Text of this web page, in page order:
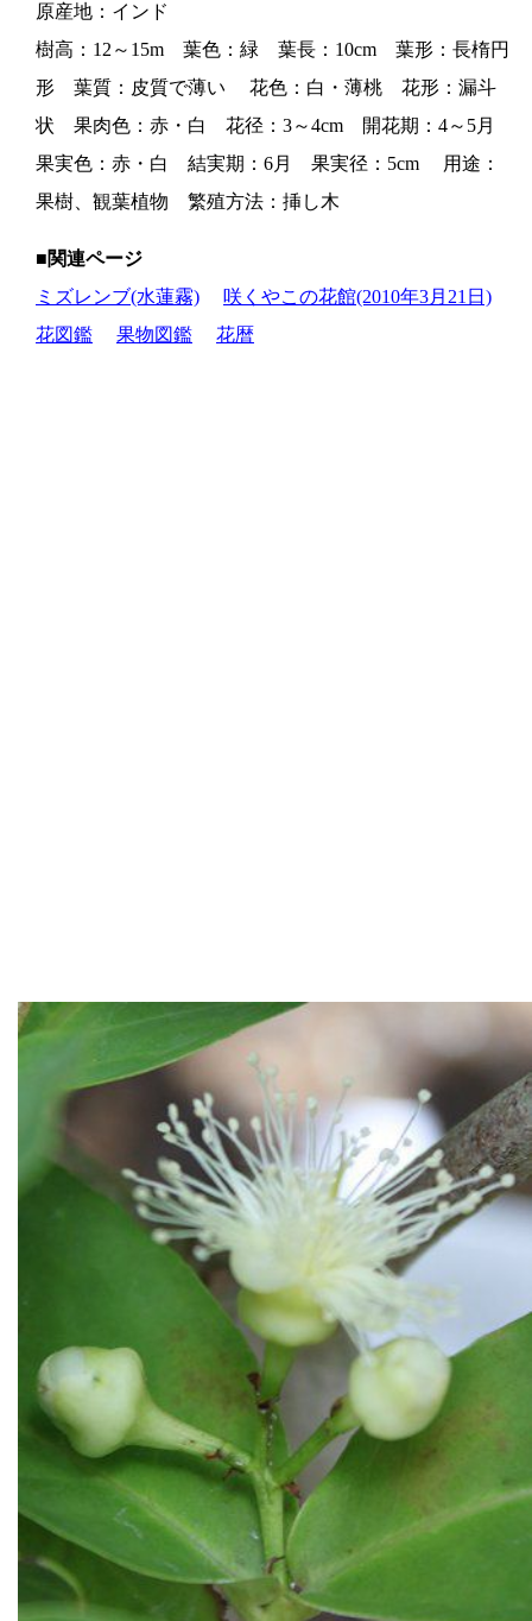
原産地：インド
樹高：12～15m 葉色：緑 葉長：10cm 葉形：長楕円
形 葉質：皮質で薄い 花色：白・薄桃 花形：漏斗
状 果肉色：赤・白 花径：3～4cm 開花期：4～5月
果実色：赤・白 結実期：6月 果実径：5cm 用途：
果樹、観葉植物 繁殖方法：挿し木
■関連ページ
ミズレンブ(水蓮霧)
咲くやこの花館(2010年3月21日)
花図鑑
果物図鑑 花暦